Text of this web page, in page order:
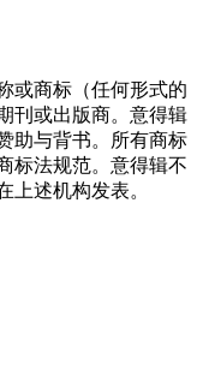
或商标（任何形式的
刊或出版商。意得辑
助与背书。所有商标
标法规范。意得辑不
上述机构发表。